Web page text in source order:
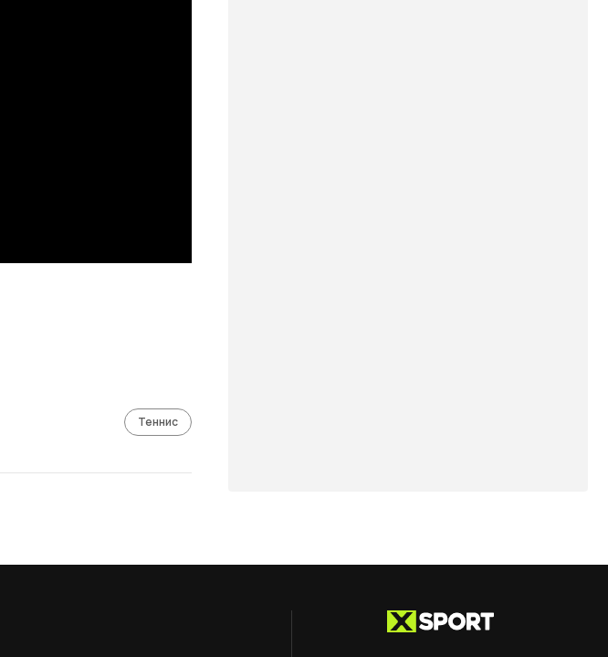
Теннис